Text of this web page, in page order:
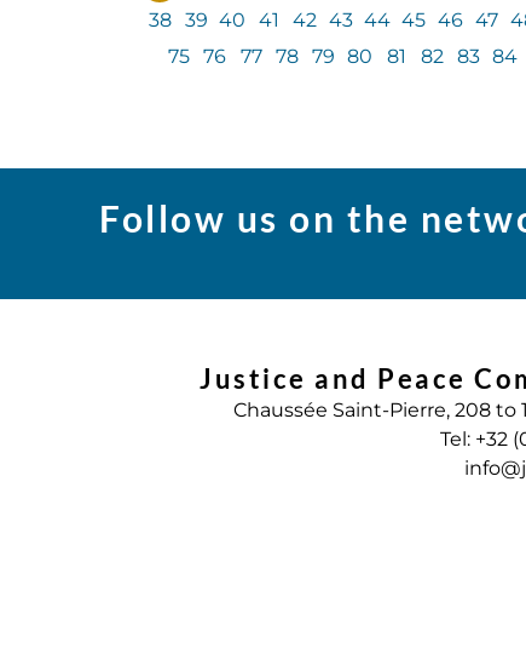
38
39 40 41 42 43 44 45 46 47
75
76 77 78 79 80 81 82 83 84
Follow us on the
Justice and Peace
Chaussée Saint-Pierre, 208 to
Tel: +32